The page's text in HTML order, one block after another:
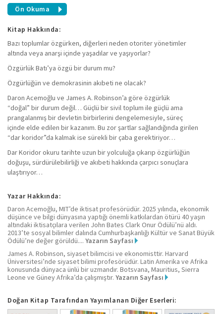
Ön Okuma
Kitap Hakkında:
Bazı toplumlar özgürken, diğerleri neden otoriter yönetimler
altında veya anarşi içinde yaşadılar ve yaşıyorlar?
Özgürlük Batı’ya özgü bir durum mu?
Özgürlüğün ve demokrasinin akıbeti ne olacak?
Daron Acemoğlu ve James A. Robinson’a göre özgürlük
“doğal” bir durum değil… Güçlü bir sivil toplum ile güçlü ama
prangalanmış bir devletin birbirlerini dengelemesiyle, süreç
içinde elde edilen bir kazanım. Bu zor şartlar sağlandığında girilen
“dar koridor”da kalmak ise sürekli bir çaba gerektiriyor…
Dar Koridor okuru tarihte uzun bir yolculuğa çıkarıp özgürlüğün
doğuşu, sürdürülebilirliği ve akıbeti hakkında çarpıcı sonuçlara
ulaştırıyor…
Yazar Hakkında:
Daron Acemoğlu, MIT’de iktisat profesörüdür. 2025 yılında, ekonomik
düşünce ve bilgi dünyasına yaptığı önemli katkılardan ötürü 40 yaşın
altındaki iktisatçılara verilen John Bates Clark Onur Ödülü’nü aldı.
2013’te sosyal bilimler dalında Cumhurbaşkanlığı Kültür ve Sanat Büyük
Ödülü’ne değer görüldü.... Yazarın Sayfası
James A. Robinson, siyaset bilimcisi ve ekonomisttir. Harvard
Üniversitesi’nde siyaset bilimi profesörüdür. Latin Amerika ve Afrika
konusunda dünyaca ünlü bir uzmandır. Botsvana, Mauritius, Sierra
Leone ve Güney Afrika’da çalışmıştır. Yazarın Sayfası
Doğan Kitap Tarafından Yayımlanan Diğer Eserleri: